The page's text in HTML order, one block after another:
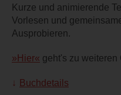
Kurze und animierende
Vorlesen und
Ausprobieren.
»Hier« geht's zu weiteren
Buchdetails